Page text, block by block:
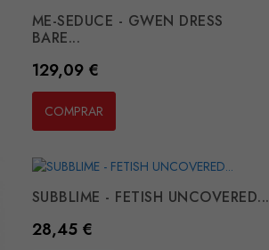
ME-SEDUCE - GWEN DRESS
BARE...
Preço
129,09 €
COMPRAR
SUBBLIME - FETISH UNCOVERED...
Preço
28,45 €